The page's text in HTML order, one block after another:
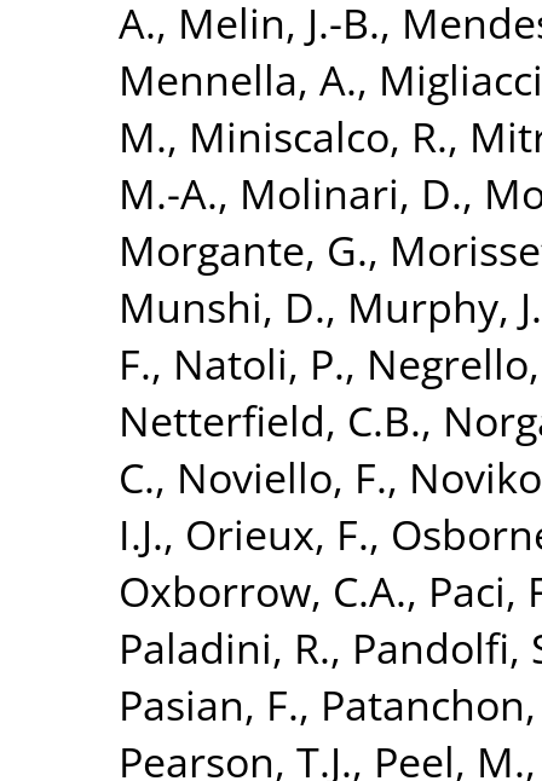
A., Melin, J.-B.,
Mennella, A.,
M., Miniscalco, R.,
M.-A., Molinari, D.,
Morgante, G.,
Munshi, D., Murphy,
F., Natoli, P.,
Netterfield, C.B.,
C., Noviello, F.,
I.J., Orieux, F.,
Oxborrow, C.A., Paci,
Paladini, R., Pandolfi,
Pasian, F.,
Pearson, T.J., Peel, M.